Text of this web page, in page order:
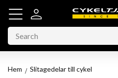
Menu
Hem Slitagedelar till cykel